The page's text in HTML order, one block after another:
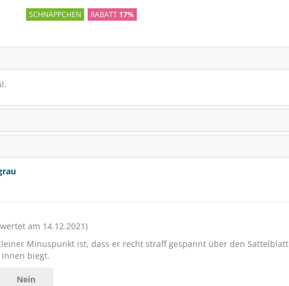
SCHNÄPPCHEN RABATT 17%
am 14.12.2021)
Minuspunkt ist, dass er recht straff gespannt über den Sattelblatt
innen biegt.
Nein
ganze Samen